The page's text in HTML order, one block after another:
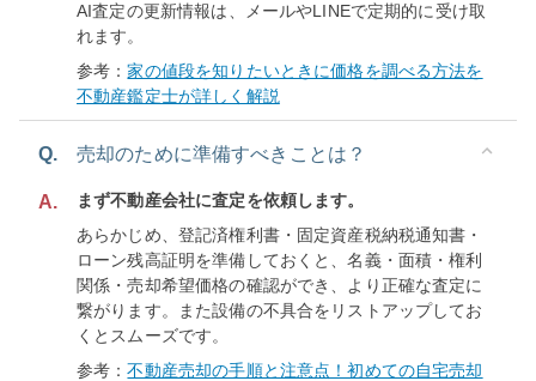
AI査定の更新情報は、メールやLINEで定期的に受け取
れます。
参考：家の値段を知りたいときに価格を調べる方法を
不動産鑑定士が詳しく解説
Q. 売却のために準備すべきことは？
A.
まず不動産会社に査定を依頼します。
あらかじめ、登記済権利書・固定資産税納税通知書・
ローン残高証明を準備しておくと、名義・面積・権利
関係・売却希望価格の確認ができ、より正確な査定に
繋がります。また設備の不具合をリストアップしてお
くとスムーズです。
参考：不動産売却の手順と注意点！初めての自宅売却